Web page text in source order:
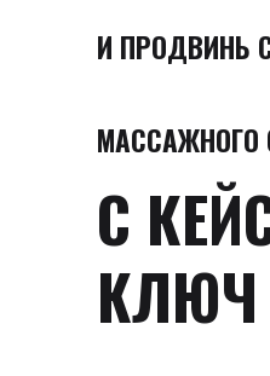
И ПРОДВИНЬ
МАССАЖНОГО
С
КЛЮЧ